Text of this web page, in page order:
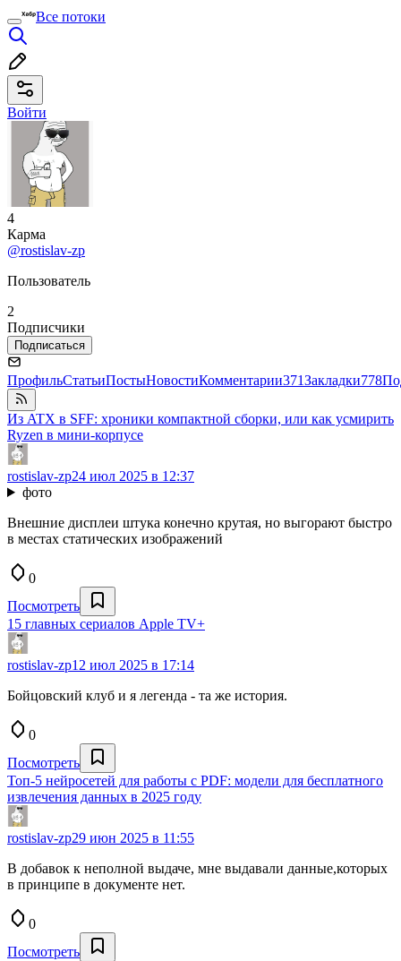
Все потоки
Войти
4
Карма
@rostislav-zp
Пользователь
2
Подписчики
Подписаться
ПрофильСтатьиПостыНовостиКомментарии371Закладки778
Из ATX в SFF: хроники компактной сборки, или как усмирить
Ryzen в мини-корпусе
rostislav-zp24 июл 2025 в 12:37
фото
Внешние дисплеи штука конечно крутая, но выгорают быстро
в местах статических изображений
0
Посмотреть
15 главных сериалов Apple TV+
rostislav-zp12 июл 2025 в 17:14
Бойцовский клуб и я легенда - та же история.
0
Посмотреть
Топ-5 нейросетей для работы с PDF: модели для бесплатного
извлечения данных в 2025 году
rostislav-zp29 июн 2025 в 11:55
В добавок к неполной выдаче, мне выдавали данные,которых
в принципе в документе нет.
0
Посмотреть